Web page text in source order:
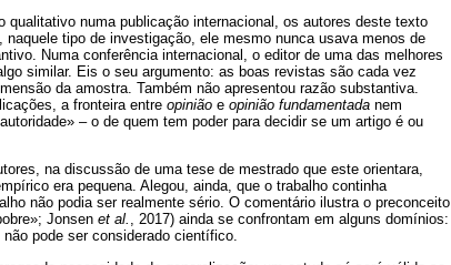
numa publicação internacional, os autores deste texto
tipo de investigação, ele mesmo nunca usava menos de
Numa conferência internacional, o editor de uma das melhores
similar. Eis o seu argumento: as boas revistas são cada vez
da amostra. Também não apresentou razão substantiva.
a fronteira entre opinião e opinião fundamentada nem
– o de quem tem poder para decidir se um artigo é ou
na discussão de uma tese de mestrado que este orientara,
era pequena. Alegou, ainda, que o trabalho continha
não podia ser realmente sério. O comentário ilustra o preconceito
Jonsen et al. , 2017) ainda se confrontam em alguns domínios:
pode ser considerado científico.